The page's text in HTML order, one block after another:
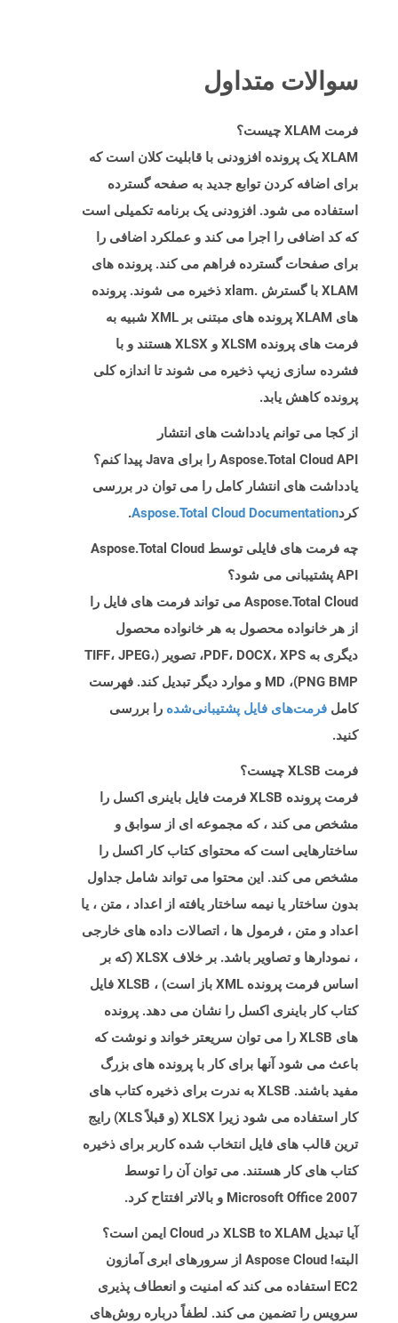
سوالات متداول
فرمت XLAM چیست؟
XLAM یک پرونده افزودنی با قابلیت کلان است که
برای اضافه کردن توابع جدید به صفحه گسترده
استفاده می شود. افزودنی یک برنامه تکمیلی است
که کد اضافی را اجرا می کند و عملکرد اضافی را
برای صفحات گسترده فراهم می کند. پرونده های
XLAM با گسترش .xlam ذخیره می شوند. پرونده
های XLAM پرونده های مبتنی بر XML شبیه به
فرمت های پرونده XLSM و XLSX هستند و با
فشرده سازی زیپ ذخیره می شوند تا اندازه کلی
پرونده کاهش یابد.
از کجا می توانم یادداشت های انتشار
Aspose.Total Cloud API را برای Java پیدا کنم؟
یادداشت های انتشار کامل را می توان در بررسی
کردAspose.Total Cloud Documentation
.
چه فرمت های فایلی توسط Aspose.Total Cloud
API پشتیبانی می شود؟
Aspose.Total Cloud می تواند فرمت های فایل را
از هر خانواده محصول به هر خانواده محصول
دیگری به PDF، DOCX، XPS، تصویر (TIFF، JPEG،
PNG BMP)، MD و موارد دیگر تبدیل کند. فهرست
کامل فرمت‌های فایل پشتیبانی‌شده را بررسی
کنید.
فرمت XLSB چیست؟
فرمت پرونده XLSB فرمت فایل باینری اکسل را
مشخص می کند ، که مجموعه ای از سوابق و
ساختارهایی است که محتوای کتاب کار اکسل را
مشخص می کند. این محتوا می تواند شامل جداول
بدون ساختار یا نیمه ساختار یافته از اعداد ، متن ، یا
اعداد و متن ، فرمول ها ، اتصالات داده های خارجی
، نمودارها و تصاویر باشد. بر خلاف XLSX (که بر
اساس فرمت پرونده XML باز است) ، XLSB فایل
کتاب کار باینری اکسل را نشان می دهد. پرونده
های XLSB را می توان سریعتر خواند و نوشت که
باعث می شود آنها برای کار با پرونده های بزرگ
مفید باشند. XLSB به ندرت برای ذخیره کتاب های
کار استفاده می شود زیرا XLSX (و قبلاً XLS) رایج
ترین قالب های فایل انتخاب شده کاربر برای ذخیره
کتاب های کار هستند. می توان آن را توسط
Microsoft Office 2007 و بالاتر افتتاح کرد.
آیا تبدیل XLSB to XLAM در Cloud ایمن است؟
البته! Aspose Cloud از سرورهای ابری آمازون
EC2 استفاده می کند که امنیت و انعطاف پذیری
سرویس را تضمین می کند. لطفاً درباره روش‌های